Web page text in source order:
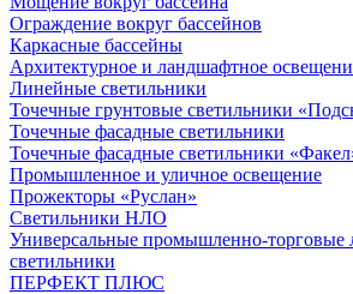
Ограждение вокруг бассейнов
Каркасные бассейны
Архитектурное и ландшафтное
Линейные светильники
Точечные грунтовые светильники
Точечные фасадные светильники
Точечные фасадные светильники
Промышленное и уличное освещение
Прожекторы «Руслан»
Светильники НЛО
Универсальные промышленно-торговые
светильники
ПЕРФЕКТ ПЛЮС